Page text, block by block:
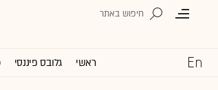
ראשי גלובס פיננסי